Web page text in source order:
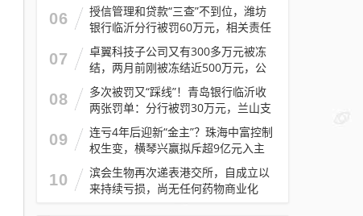
06
授信管理和贷款“三查”不到位，潍坊
银行临沂分行被罚60万元，相关责任
人被警告
07
卓翼科技子公司又有300多万元被冻
结，两月前刚被冻结近500万元，公
司去年预计亏损至少2.1亿元
08
多次被罚又“踩线”！青岛银行临沂收
两张罚单：分行被罚30万元，兰山支
行被罚30万元
09
连亏4年后迎新“金主”？珠海中富控制
权生变，横琴兴赢拟斥超9亿元入主
10
滨会生物再次递表港交所，自成立以
来持续亏损，尚无任何药物商业化